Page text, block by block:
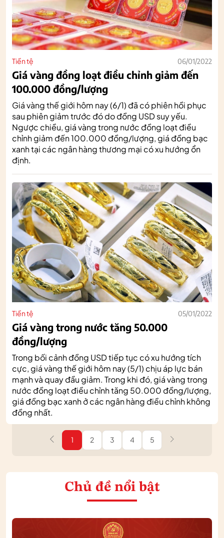
Tiền tệ 06/01/2022
Giá vàng đồng loạt điều chỉnh giảm đến
100.000 đồng/lượng
Giá vàng thế giới hôm nay (6/1) đã có phiên hồi phục
sau phiên giảm trước đó do đồng USD suy yếu.
Ngược chiều, giá vàng trong nước đồng loạt điều
chỉnh giảm đến 100.000 đồng/lượng, giá đồng bạc
xanh tại các ngân hàng thương mại có xu hướng ổn
định.
Tiền tệ 05/01/2022
Giá vàng trong nước tăng 50.000
đồng/lượng
Trong bối cảnh đồng USD tiếp tục có xu hướng tích
cực, giá vàng thế giới hôm nay (5/1) chịu áp lực bán
mạnh và quay đầu giảm. Trong khi đó, giá vàng trong
nước đồng loạt điều chỉnh tăng 50.000 đồng/lượng,
giá đồng bạc xanh ở các ngân hàng điều chỉnh không
đồng nhất.
1 2 3 4 5
Chủ đề nổi bật